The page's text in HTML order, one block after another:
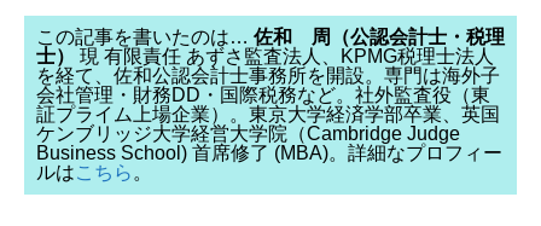
この記事を書いたのは… 佐和 周（公認会計士・税理
士）
現 有限責任 あずさ監査法人、KPMG税理士法人
を経て、佐和公認会計士事務所を開設。専門は海外子
会社管理・財務DD・国際税務など。社外監査役（東
証プライム上場企業）。東京大学経済学部卒業、英国
ケンブリッジ大学経営大学院（Cambridge Judge
Business School) 首席修了 (MBA)。詳細なプロフィー
ルはこちら 。